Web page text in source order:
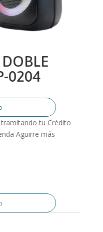
0204
tu Crédito
Aguirre más